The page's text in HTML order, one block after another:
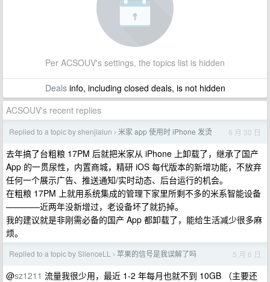
Per ACSOUV's settings, the topics list is hidden
Dealsinfo, including closed deals, is not hidden
ACSOUV's recent replies
Replied to a topic by shenjialun › 米家 app 使用时 iPhone 发烫 6 月 30 日
去年搞了台粗粮 17PM 后就把米家从 iPhone 上卸载了，继承了国产
App 的一贯尿性，内置商城，精研 iOS 每代版本的新增功能，不放弃
任何一个展示广告、推送通知/实时动态、后台运行的机会。
在粗粮 17PM 上就用系统集成的管理下家里所剩不多的米系智能设备
————近两年没新增过，老设备坏了就扔掉。
我的建议就是非刚需必备的国产 App 都卸载了，能给生活减少很多麻
烦。
Replied to a topic by SilenceLL › 苹果的信号是我误解了吗 5 月 6 日
@sz1211 流量我很少用，最近 1-2 年每月也就不到 10GB （主要还